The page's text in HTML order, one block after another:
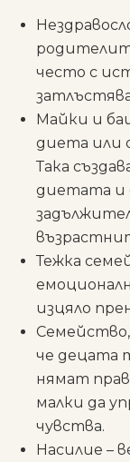
често с
Майки и
диета или
Така
диетата и
Тежка
изцяло
че децата
нямат
малки да
чувства.
Насилие –